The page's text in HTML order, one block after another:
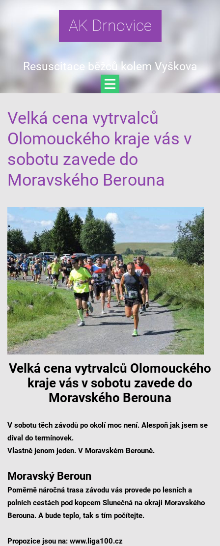
AK Drnovice
Resuscitace běžců kolem Vyškova
Velká cena vytrvalců
Olomouckého kraje vás v
sobotu zavede do
Moravského Berouna
Velká cena vytrvalců Olomouckého
kraje vás v sobotu zavede do
Moravského Berouna
V sobotu těch závodů po okolí moc není. Alespoň jak jsem se
díval do termínovek.
Vlastně jenom jeden. V Moravském Berouně.
Moravský Beroun
Poměrně náročná trasa závodu vás provede po lesních a
polních cestách pod kopcem Slunečná na okraji Moravského
Berouna. A bude teplo, tak s tím počítejte.
Propozice jsou na: www.liga100.cz